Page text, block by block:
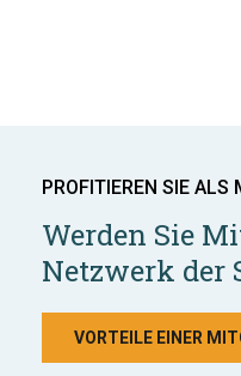
PROFITIEREN SIE ALS
Werden Sie
Netzwerk der
VORTEILE EINER